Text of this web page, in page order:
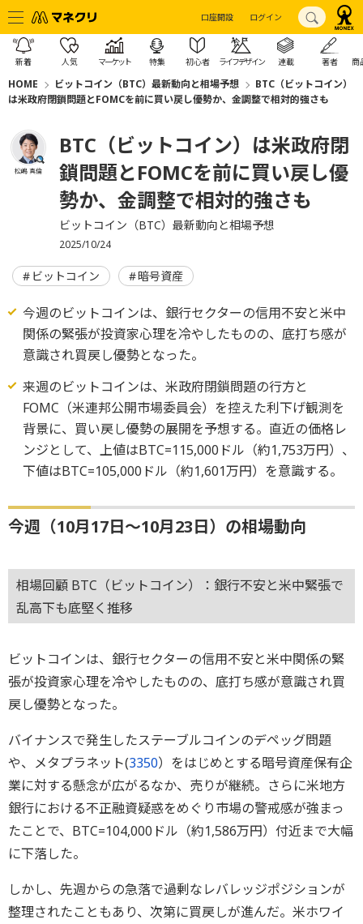
口座開設 ログイン
新着 人気 マーケット 特集 初心者 ライフデザイン 連載 著者 商
HOME ビットコイン（BTC）最新動向と相場予想
BTC（ビットコイン）
は米政府閉鎖問題とFOMCを前に買い戻し優勢か、金調整で相対的強さも
松嶋 真倫
BTC（ビットコイン）は米政府閉
鎖問題とFOMCを前に買い戻し優
勢か、金調整で相対的強さも
ビットコイン（BTC）最新動向と相場予想
2025/10/24
ビットコイン 暗号資産
今週のビットコインは、銀行セクターの信用不安と米中
関係の緊張が投資家心理を冷やしたものの、底打ち感が
意識され買戻し優勢となった。
来週のビットコインは、米政府閉鎖問題の行方と
FOMC（米連邦公開市場委員会）を控えた利下げ観測を
背景に、買い戻し優勢の展開を予想する。直近の価格レ
ンジとして、上値はBTC=115,000ドル（約1,753万円）、
下値はBTC=105,000ドル（約1,601万円）を意識する。
今週（10月17日～10月23日）の相場動向
相場回顧 BTC（ビットコイン）：銀行不安と米中緊張で
乱高下も底堅く推移
ビットコインは、銀行セクターの信用不安と米中関係の緊
張が投資家心理を冷やしたものの、底打ち感が意識され買
戻し優勢となった。
バイナンスで発生したステーブルコインのデペッグ問題
や、メタプラネット(3350）をはじめとする暗号資産保有企
業に対する懸念が広がるなか、売りが継続。さらに米地方
銀行における不正融資疑惑をめぐり市場の警戒感が強まっ
たことで、BTC=104,000ドル（約1,586万円）付近まで大幅
に下落した。
しかし、先週からの急落で過剰なレバレッジポジションが
整理されたこともあり、次第に買戻しが進んだ。米ホワイ